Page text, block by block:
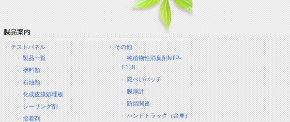
テストパネル
製品一覧
塗料類
石油類
化成皮膜処理板
シーリング剤
接着剤
その他
純植物性消臭剤NTP-
F118
隠ぺいパッチ
膜厚計
防錆関連
ハンドトラック（台車）